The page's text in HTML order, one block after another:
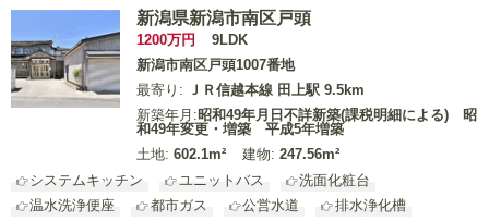
新潟県新潟市南区戸頭
1200万円
9LDK
新潟市南区戸頭1007番地
最寄り: ＪＲ信越本線 田上駅 9.5km
新築年月:昭和49年月日不詳新築(課税明細による) 昭
和49年変更・増築 平成5年増築
土地: 602.1m² 建物: 247.56m²
システムキッチン
ユニットバス
洗面化粧台
温水洗浄便座
都市ガス 公営水道
排水浄化槽